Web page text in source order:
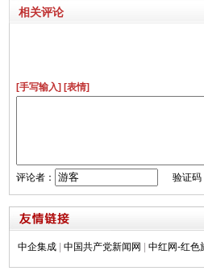
相关评论
[手写输入] [表情]
评论者： 验证码
中企集成 中国共产党新闻网 中红网-红色